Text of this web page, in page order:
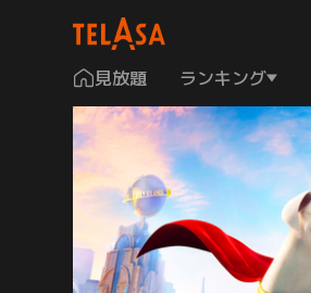
見放題 ランキング